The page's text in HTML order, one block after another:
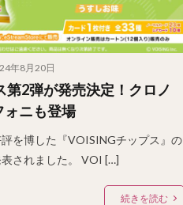
年8月20日
第2弾が発売決定！クロノ
ォニも登場
を博した『VOISINGチップス』の
されました。 VOI […]
続きを読む